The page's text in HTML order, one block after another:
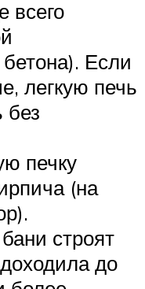
всего
Если
легкую печь
без
печку
(на
строят
до